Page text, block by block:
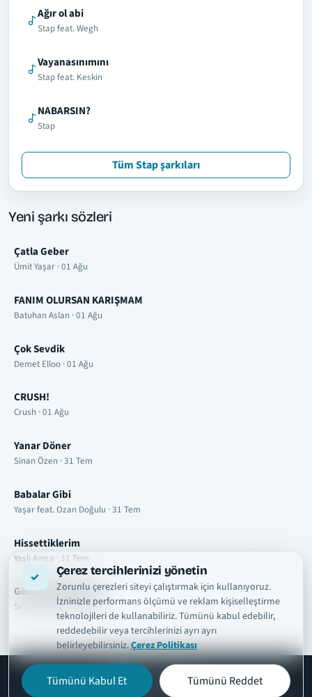
Çerez tercihlerinizi yönetin
Zorunlu çerezleri siteyi çalıştırmak için kullanıyoruz.
İzninizle performans ölçümü ve reklam kişiselleştirme
teknolojileri de kullanabiliriz. Tümünü kabul edebilir,
reddedebilir veya tercihlerinizi ayrı ayrı
belirleyebilirsiniz.Çerez Politikası
Tümünü Kabul Et Tümünü Reddet
Ağır ol abi
Stap feat. Wegh
Vayanasınımını
Stap feat. Keskin
NABARSIN?
Stap
Tüm Stap şarkıları
Yeni şarkı sözleri
Çatla Geber
Ümit Yaşar · 01 Ağu
FANIM OLURSAN KARIŞMAM
Batuhan Aslan · 01 Ağu
Çok Sevdik
Demet Elloo · 01 Ağu
CRUSH!
Crush · 01 Ağu
Yanar Döner
Sinan Özen · 31 Tem
Babalar Gibi
Yaşar feat. Ozan Doğulu · 31 Tem
Hissettiklerim
Yaşlı Amca · 31 Tem
Gözlerimde Duman
Sezer Sarıgöz · 31 Tem
şarkısözleritr